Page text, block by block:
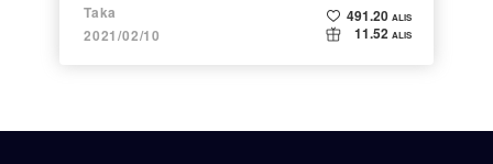
Taka
2021/02/10
491.20 ALIS
11.52 ALIS